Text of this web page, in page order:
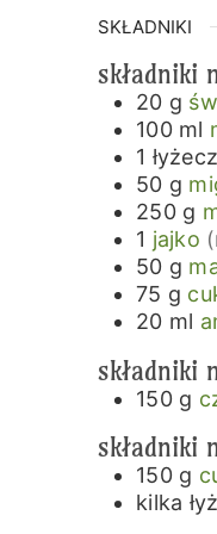
SKŁADNIKI
składniki
20 g
100 ml
1
50 g
250 g
1 jajko
50 g
75 g
20 ml
składniki
150 g
składniki
150 g
kilka